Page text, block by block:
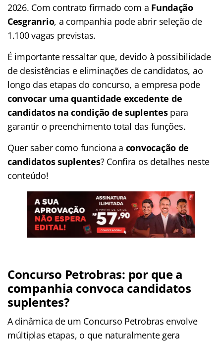
2026. Com contrato firmado com a Fundação
Cesgranrio, a companhia pode abrir seleção de
1.100 vagas previstas.
É importante ressaltar que, devido à possibilidade
de desistências e eliminações de candidatos, ao
longo das etapas do concurso, a empresa pode
convocar uma quantidade excedente de
candidatos na condição de suplentes para
garantir o preenchimento total das funções.
Quer saber como funciona a convocação de
candidatos suplentes? Confira os detalhes neste
conteúdo!
Concurso Petrobras: por que a
companhia convoca candidatos
suplentes?
A dinâmica de um Concurso Petrobras envolve
múltiplas etapas, o que naturalmente gera